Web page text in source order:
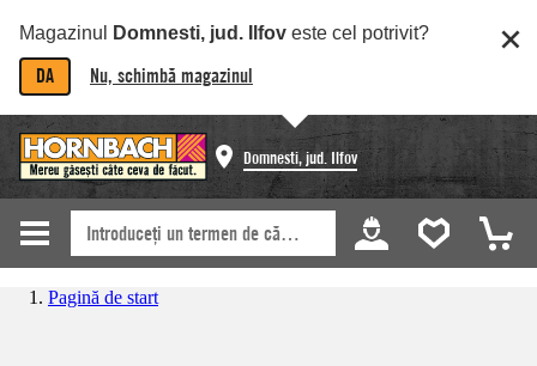
Magazinul Domnesti, jud. Ilfov este cel potrivit?
DA Nu, schimbă magazinul
Domnesti, jud. Ilfov
Pagină de start